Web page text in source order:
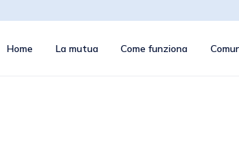
Home La mutua Come funziona